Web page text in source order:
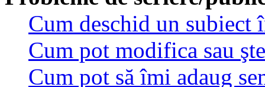
Cum deschid un subiect
Cum pot modifica sau
Cum pot să îmi adaug